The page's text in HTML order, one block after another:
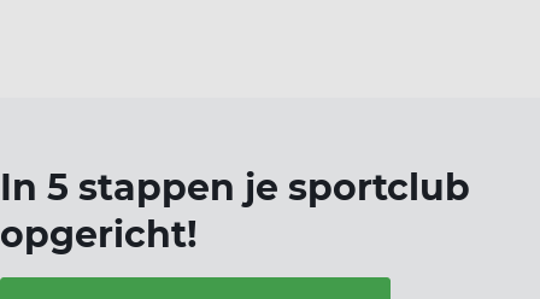
In 5 stappen je sportclub
opgericht!